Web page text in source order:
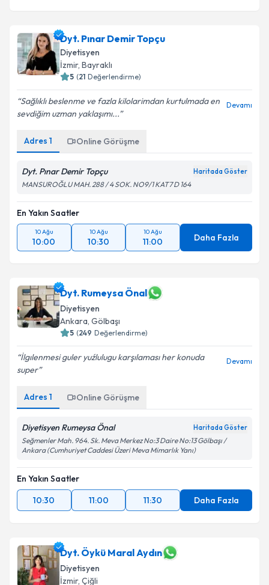
Dyt. Pınar Demir Topçu
Diyetisyen
İzmir, Bayraklı
5 (21 Değerlendirme)
Sağlıklı beslenme ve fazla kilolarimdan kurtulmada en
sevdiğim uzman yaklaşımı...
Devamı
Adres 1 Online Görüşme
Dyt. Pınar Demir Topçu Haritada Göster
MANSUROĞLU MAH. 288 / 4 SOK. NO9/1 KAT7 D 164
En Yakın Saatler
10 Ağu
10:00
10 Ağu
10:30
10 Ağu
11:00 Daha Fazla
Dyt. Rumeysa Önal
Diyetisyen
Ankara, Gölbaşı
5 (249 Değerlendirme)
İlgılenmesi guler yuźlulugu karşılaması her konuda
super
Devamı
Adres 1 Online Görüşme
Diyetisyen Rumeysa Önal Haritada Göster
Seğmenler Mah. 964. Sk. Meva Merkez No:3 Daire No:13 Gölbaşı /
Ankara (Cumhuriyet Caddesi Üzeri Meva Mimarlık Yanı)
En Yakın Saatler
10:30
11:00 11:30 Daha Fazla
Dyt. Öykü Maral Aydın
Diyetisyen